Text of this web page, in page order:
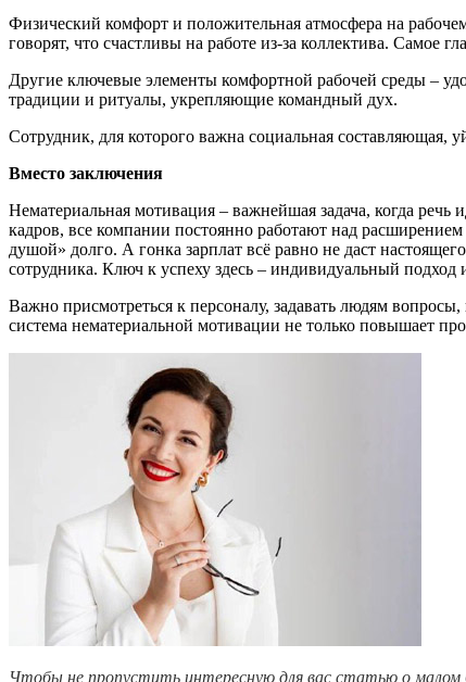
Физический комфорт и положительная атмосфера на
говорят, что счастливы на работе из-за коллектива. Самое
Другие ключевые элементы комфортной рабочей среды –
традиции и ритуалы, укрепляющие командный дух.
Сотрудник, для которого важна социальная составляющая,
Вместо заключения
Нематериальная мотивация – важнейшая задача, когда
кадров, все компании постоянно работают над
душой» долго. А гонка зарплат всё равно не даст
сотрудника. Ключ к успеху здесь – индивидуальный
Важно присмотреться к персоналу, задавать людям
система нематериальной мотивации не только повышает
Чтобы не пропустить интересную для вас статью о малом